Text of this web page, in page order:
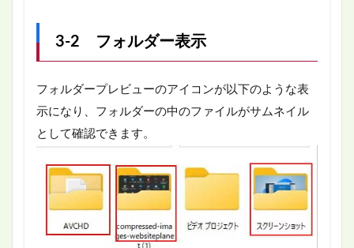
3-2 フォルダー表示
フォルダープレビューのアイコンが以下のような表
示になり、フォルダーの中のファイルがサムネイル
として確認できます。